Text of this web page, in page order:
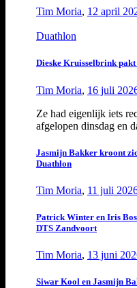
Tim Moria, 12 april
Duathlon
Dieske Kruisselbrink
Tim Moria, 16 juli
Ze had eigenlijk iets
afgelopen dinsdag en
Jasmijn Bakker kroont
Duathlon
Tim Moria, 11 juli
Patrick Winter en Iris
DTS Zandvoort
Tim Moria, 13 juni
Siwar Kool en Jasmijn